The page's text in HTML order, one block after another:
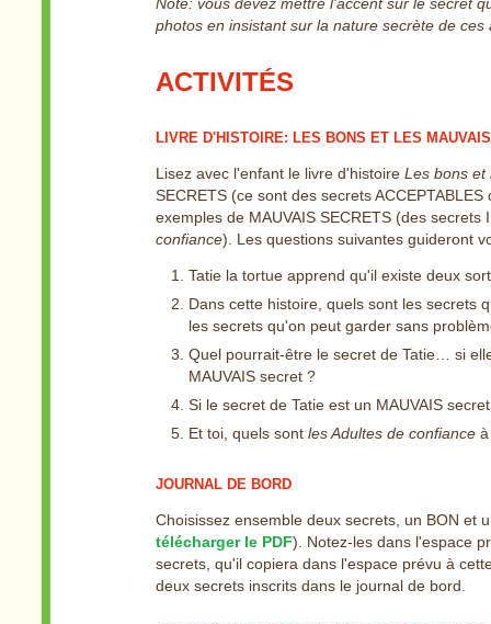
photos en insistant sur la nature secrète de
ACTIVITÉS
LIVRE D'HISTOIRE: LES BONS ET LES
Lisez avec l'enfant le livre d'histoire Les bons et
SECRETS (ce sont des secrets
exemples de MAUVAIS SECRETS (des
confiance). Les questions suivantes guideront
Tatie la tortue apprend qu'il existe deux
Dans cette histoire, quels sont les secrets
les secrets qu'on peut garder sans
Quel pourrait-être le secret de Tatie… si
MAUVAIS secret ?
Si le secret de Tatie est un MAUVAIS
Et toi, quels sont les Adultes de confiance
JOURNAL DE BORD
Choisissez ensemble deux secrets, un BON et
télécharger le PDF). Notez-les dans l'espace
secrets, qu'il copiera dans l'espace prévu à
deux secrets inscrits dans le journal de bord.